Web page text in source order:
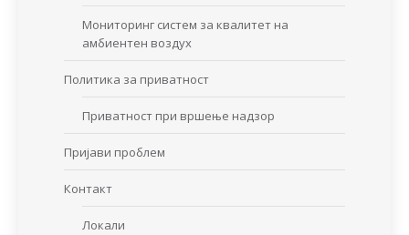
Мониторинг систем за квалитет на
амбиентен воздух
Политика за приватност
Приватност при вршење надзор
Пријави проблем
Контакт
Локали